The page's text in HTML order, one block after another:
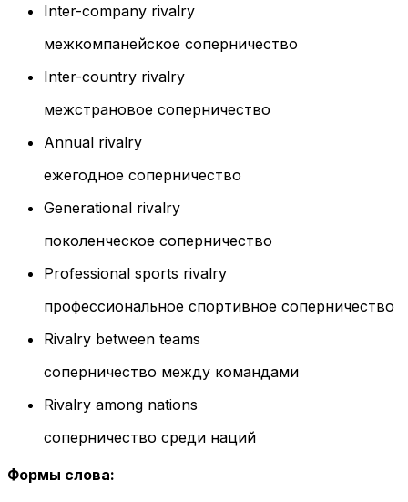
Inter-company rivalry
межкомпанейское соперничество
Inter-country rivalry
межстрановое соперничество
Annual rivalry
ежегодное соперничество
Generational rivalry
поколенческое соперничество
Professional sports rivalry
профессиональное спортивное соперничество
Rivalry between teams
соперничество между командами
Rivalry among nations
соперничество среди наций
Формы слова: